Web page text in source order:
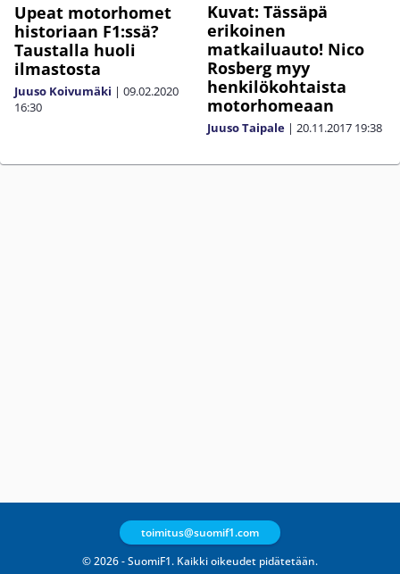
Upeat motorhomet
historiaan F1:ssä?
Taustalla huoli
ilmastosta
Juuso Koivumäki | 09.02.2020
16:30
Kuvat: Tässäpä
erikoinen
matkailuauto! Nico
Rosberg myy
henkilökohtaista
motorhomeaan
Juuso Taipale | 20.11.2017 19:38
© 2026 - SuomiF1. Kaikki oikeudet pidätetään.
toimitus@suomif1.com